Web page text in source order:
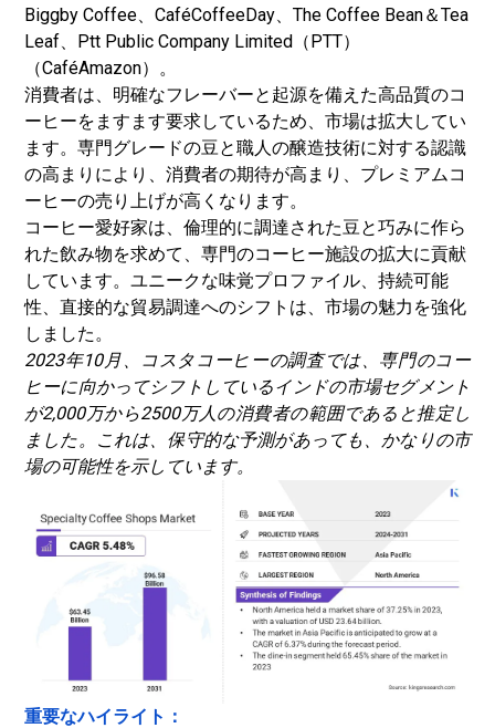
Biggby Coffee、CaféCoffeeDay、The Coffee Bean＆Tea
Leaf、Ptt Public Company Limited（PTT）
（CaféAmazon）。
消費者は、明確なフレーバーと起源を備えた高品質のコ
ーヒーをますます要求しているため、市場は拡大してい
ます。専門グレードの豆と職人の醸造技術に対する認識
の高まりにより、消費者の期待が高まり、プレミアムコ
ーヒーの売り上げが高くなります。
コーヒー愛好家は、倫理的に調達された豆と巧みに作ら
れた飲み物を求めて、専門のコーヒー施設の拡大に貢献
しています。ユニークな味覚プロファイル、持続可能
性、直接的な貿易調達へのシフトは、市場の魅力を強化
しました。
2023年10月、コスタコーヒーの調査では、専門のコー
ヒーに向かってシフトしているインドの市場セグメント
が2,000万から2500万人の消費者の範囲であると推定し
ました。これは、保守的な予測があっても、かなりの市
場の可能性を示しています。
重要なハイライト：